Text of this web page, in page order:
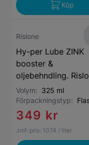
Köp
Rislone
Hy-per Lube ZINK
booster &
oljebehndling.
Volym: 325 ml
Förpackningstyp:
349 kr
Jmf-pris: 1074 / liter